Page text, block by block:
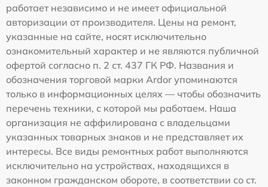
работает независимо и не имеет официальной
авторизации от производителя. Цены на ремонт,
указанные на сайте, носят исключительно
ознакомительный характер и не являются публичной
офертой согласно п. 2 ст. 437 ГК РФ. Названия и
обозначения торговой марки Ardor упоминаются
только в информационных целях — чтобы обозначить
перечень техники, с которой мы работаем. Наша
организация не аффилирована с владельцами
указанных товарных знаков и не представляет их
интересы. Все виды ремонтных работ выполняются
исключительно на устройствах, находящихся в
законном гражданском обороте, в соответствии со ст.